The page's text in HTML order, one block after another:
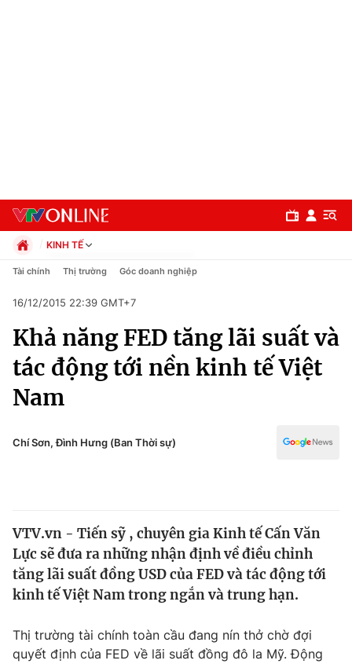
Chuyên mục
Chính trị
Xã hội
Pháp luật
Thế giới
Tin tức
Thế giới đó đây
Câu chuyện quốc tế
Kinh tế
Thị trường
Dữ liệu và đời sống
KINH TẾ
Chính trị
Pháp luật
Kinh tế
Thể thao
Truyền hình
Văn hóa - Giải trí
Công nghệ
Tài chính Thị trường Góc doanh nghiệp
16/12/2015 22:39 GMT+7
Khả năng FED tăng lãi suất và
tác động tới nền kinh tế Việt
Nam
Chí Sơn, Đình Hưng (Ban Thời sự)
VTV.vn - Tiến sỹ , chuyên gia Kinh tế Cấn Văn
Lực sẽ đưa ra những nhận định về điều chỉnh
tăng lãi suất đồng USD của FED và tác động tới
kinh tế Việt Nam trong ngắn và trung hạn.
Thị trường tài chính toàn cầu đang nín thở chờ đợi
quyết định của FED về lãi suất đồng đô la Mỹ. Động